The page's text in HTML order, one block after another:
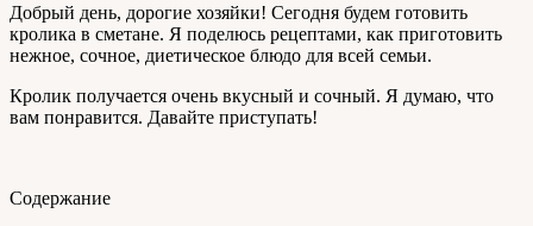
Добрый день, дорогие хозяйки! Сегодня будем готовить
кролика в сметане. Я поделюсь рецептами, как приготовить
нежное, сочное, диетическое блюдо для всей семьи.
Кролик получается очень вкусный и сочный. Я думаю, что
вам понравится. Давайте приступать!
Содержание